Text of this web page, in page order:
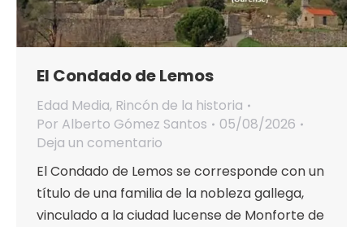
El Condado de Lemos
Edad Media, Rincón de la historia
Por Alberto Gómez Santos
05/08/2026
Deja un comentario
El Condado de Lemos se corresponde con un
título de una familia de la nobleza gallega,
vinculado a la ciudad lucense de Monforte de